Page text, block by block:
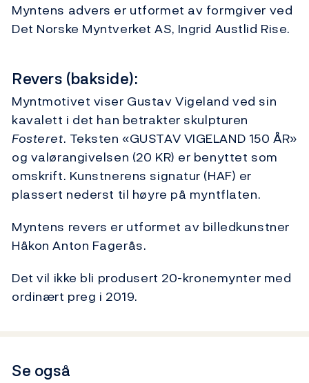
Myntens advers er utformet av formgiver ved
Det Norske Myntverket AS, Ingrid Austlid Rise.
Revers (bakside):
Myntmotivet viser Gustav Vigeland ved sin
kavalett i det han betrakter skulpturen
Fosteret. Teksten «GUSTAV VIGELAND 150 ÅR»
og valørangivelsen (20 KR) er benyttet som
omskrift. Kunstnerens signatur (HAF) er
plassert nederst til høyre på myntflaten.
Myntens revers er utformet av billedkunstner
Håkon Anton Fagerås.
Det vil ikke bli produsert 20-kronemynter med
ordinært preg i 2019.
Se også